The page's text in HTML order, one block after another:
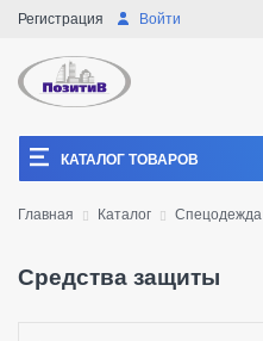
Войти
Регистрация
КАТАЛОГ ТОВАРОВ
Главная Каталог Спецодежда
Средства защиты